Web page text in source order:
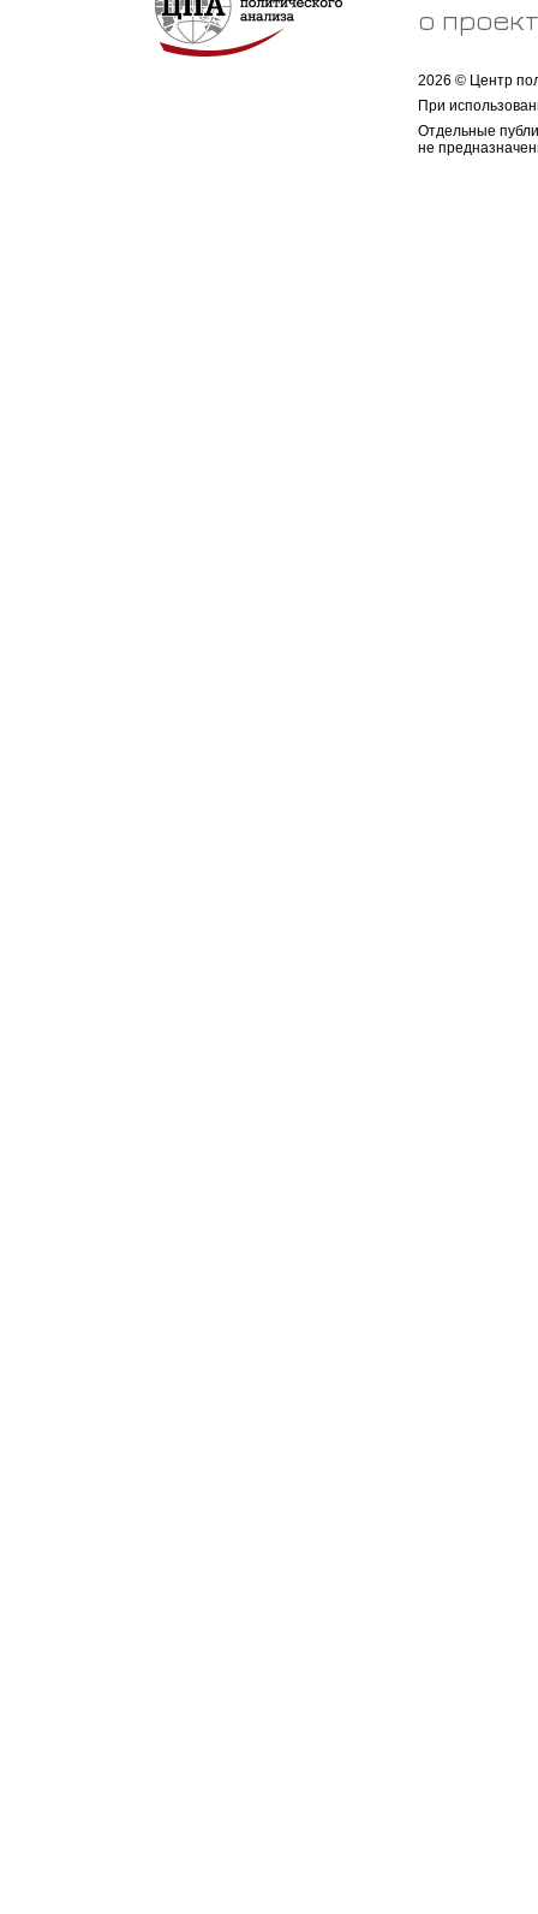
о
2026 © Центр
При
Отдельные
не